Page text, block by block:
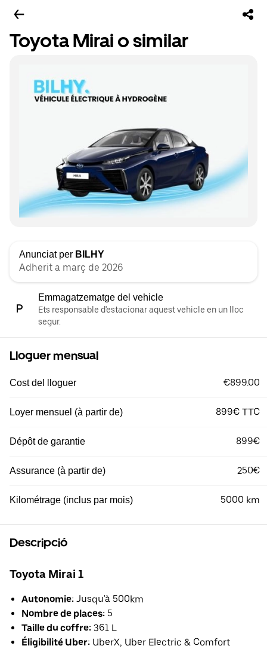
Toyota Mirai o similar
Anunciat per BILHY
Adherit a març de 2026
Emmagatzematge del vehicle
Ets responsable d'estacionar aquest vehicle en un lloc
segur.
Lloguer mensual
Cost del lloguer €899.00
Loyer mensuel (à partir de) 899€ TTC
Dépôt de garantie 899€
Assurance (à partir de) 250€
Kilométrage (inclus par mois) 5000 km
Descripció
Toyota Mirai 1
Autonomie: Jusqu'à 500km
Nombre de places: 5
Taille du coffre: 361 L
Éligibilité Uber: UberX, Uber Electric & Comfort